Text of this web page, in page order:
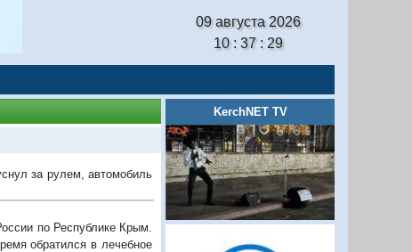
09 августа 2026
10 : 37 : 30
за рулем, автомобиль
по Республике Крым.
обратился в лечебное
KerchNET TV